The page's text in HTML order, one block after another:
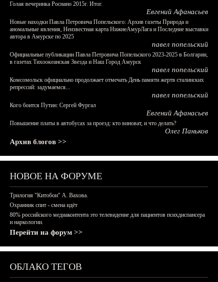
Голая вечеринка Роснано 2015г. Итог.
Евгений Афанасьев
Новые находки Павла Петровича Попельского: Архив газеты Природа и
аномальные явления, Неизвестная карта НижнеАмурЛага и Последние выставки
автора в Амурске по 2025
павел попельский
Официальные публикации Павла Петровича Попельского 2023-2025 в Болгарии,
в газетах Тихоокеанская Звезда и Наш Город Амурск
павел попельский
Комсомольск официально продолжает отмечать День памяти жертв сталинских
репрессий: задумаемся...
павел попельский
Кого боится Путин: Сергей Фургал
Евгений Афанасьев
Повышение платы в автобусах за проезд: кто виноват, и что делать?
Олег Паньков
Архив блогов >>
НОВОЕ НА ФОРУМЕ
Трилогия "Китобои" А. Вахова.
Охранник спит - смена идёт
80% российского медиаконтента это телевидение для пациентов психдиспансера
и наркологии.
Перейти на форум >>
ОБЛАКО ТЕГОВ